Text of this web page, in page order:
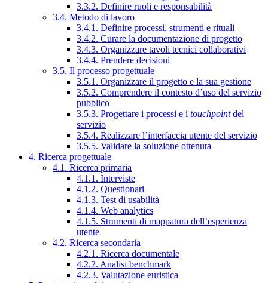
3.3.2. Definire ruoli e responsabilità
3.4. Metodo di lavoro
3.4.1. Definire processi, strumenti e rituali
3.4.2. Curare la documentazione di progetto
3.4.3. Organizzare tavoli tecnici collaborativi
3.4.4. Prendere decisioni
3.5. Il processo progettuale
3.5.1. Organizzare il progetto e la sua gestione
3.5.2. Comprendere il contesto d’uso del servizio
pubblico
3.5.3. Progettare i processi e i touchpointdel
servizio
3.5.4. Realizzare l’interfaccia utente del servizio
3.5.5. Validare la soluzione ottenuta
4. Ricerca progettuale
4.1. Ricerca primaria
4.1.1. Interviste
4.1.2. Questionari
4.1.3. Test di usabilità
4.1.4. Web analytics
4.1.5. Strumenti di mappatura dell’esperienza
utente
4.2. Ricerca secondaria
4.2.1. Ricerca documentale
4.2.2. Analisi benchmark
4.2.3. Valutazione euristica